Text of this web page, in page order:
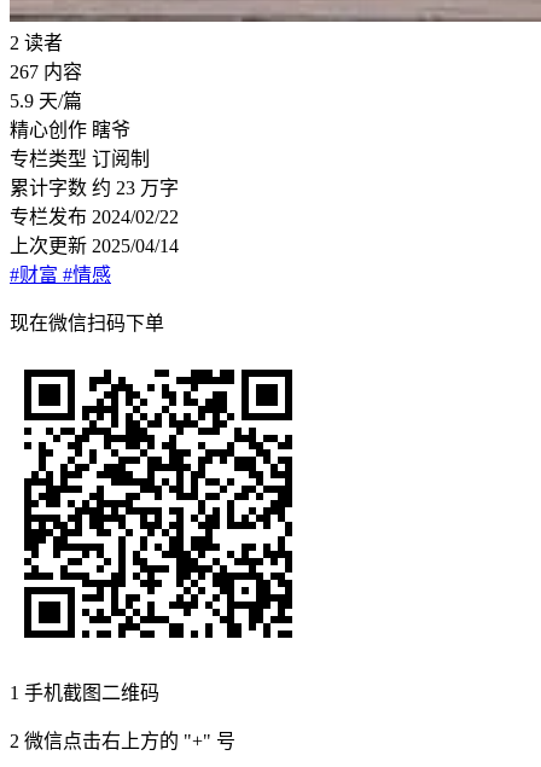
2 读者
267 内容
5.9 天/篇
精心创作 瞎爷
专栏类型 订阅制
累计字数 约 23 万字
专栏发布 2024/02/22
上次更新 2025/04/14
#财富 #情感
现在微信扫码下单
1 手机截图二维码
2 微信点击右上方的 "+" 号